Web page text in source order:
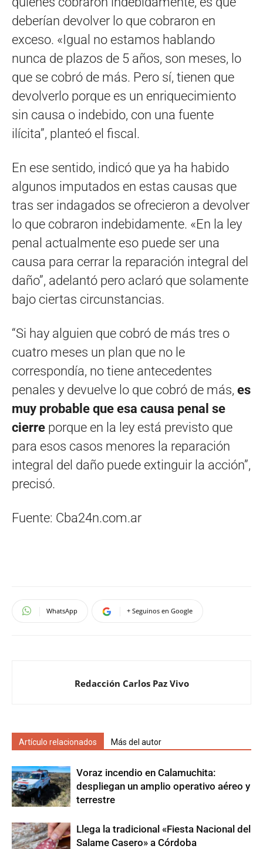
deberían devolver lo que cobraron en
exceso. «Igual no estamos hablando
nunca de plazos de 5 años, son meses, lo
que se cobró de más. Pero sí, tienen que
devolverlo porque es un enriquecimiento
sin causa o indebido, con una fuente
ilícita”, planteó el fiscal.
En ese sentido, indicó que ya ha habido
algunos imputados en estas causas que
tras ser indagados se ofrecieron a devolver
lo que cobraron indebidamente. «En la ley
penal actualmente eso puede ser una
causa para cerrar la reparación integral del
daño”, adelantó pero aclaró que solamente
bajo ciertas circunstancias.
“Si hay alguien que cobró de más tres o
cuatro meses un plan que no le
correspondía, no tiene antecedentes
penales y devuelve lo que cobró de más, es
muy probable que esa causa penal se
cierre porque en la ley está previsto que
para esos casos menores la reparación
integral del daño puede extinguir la acción”,
precisó.
Fuente: Cba24n.com.ar
WhatsApp + Seguinos en Google
Redacción Carlos Paz Vivo
Artículo relacionados Más del autor
Voraz incendio en Calamuchita:
despliegan un amplio operativo aéreo y
terrestre
Llega la tradicional «Fiesta Nacional del
Salame Casero» a Córdoba